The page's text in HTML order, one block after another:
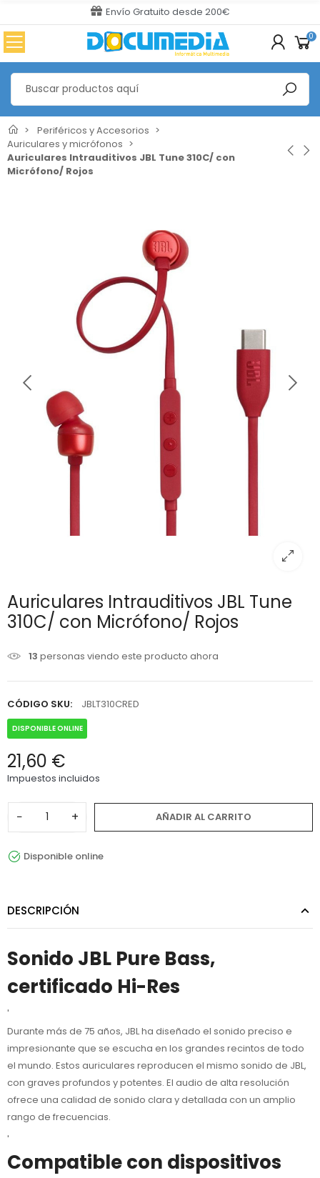
Envío Gratuito desde 200€
0
Periféricos y Accesorios
Auriculares y micrófonos
Auriculares Intrauditivos JBL Tune 310C/ con
Micrófono/ Rojos
Auriculares Intrauditivos JBL Tune
310C/ con Micrófono/ Rojos
13 personas viendo este producto ahora
CÓDIGO SKU: JBLT310CRED
DISPONIBLE ONLINE
21,60 €
Impuestos incluidos
− + AÑADIR AL CARRITO
Disponible online
DESCRIPCIÓN
Sonido JBL Pure Bass,
certificado Hi-Res
'
Durante más de 75 años, JBL ha diseñado el sonido preciso e
impresionante que se escucha en los grandes recintos de todo
el mundo. Estos auriculares reproducen el mismo sonido de JBL,
con graves profundos y potentes. El audio de alta resolución
ofrece una calidad de sonido clara y detallada con un amplio
rango de frecuencias.
'
Compatible con dispositivos